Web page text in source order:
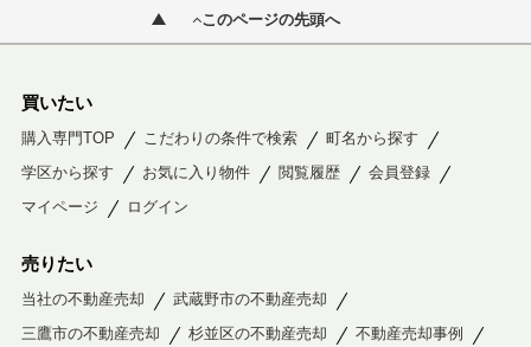
このページの先頭へ
買いたい
購入専門TOP こだわりの条件で検索
町名から探す
学区から探す
お気に入り物件 閲覧履歴
会員登録
マイページ
ログイン
売りたい
当社の不動産売却
武蔵野市の不動産売却
三鷹市の不動産売却
杉並区の不動産売却
不動産売却事例